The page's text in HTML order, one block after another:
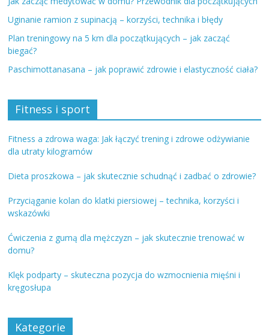
Uginanie ramion z supinacją – korzyści, technika i błędy
Plan treningowy na 5 km dla początkujących – jak zacząć
biegać?
Paschimottanasana – jak poprawić zdrowie i elastyczność ciała?
Fitness i sport
Fitness a zdrowa waga: Jak łączyć trening i zdrowe odżywianie
dla utraty kilogramów
Dieta proszkowa – jak skutecznie schudnąć i zadbać o zdrowie?
Przyciąganie kolan do klatki piersiowej – technika, korzyści i
wskazówki
Ćwiczenia z gumą dla mężczyzn – jak skutecznie trenować w
domu?
Klęk podparty – skuteczna pozycja do wzmocnienia mięśni i
kręgosłupa
Kategorie